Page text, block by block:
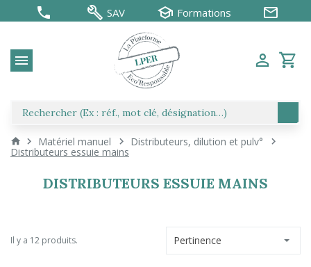
SAV Formations
Matériel manuel Distributeurs, dilution et pulv°
Distributeurs essuie mains
DISTRIBUTEURS ESSUIE MAINS
Il y a 12 produits. Pertinence